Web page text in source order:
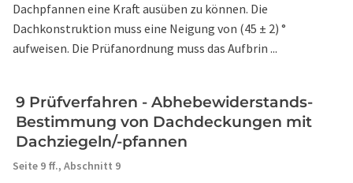
Dachpfannen eine Kraft ausüben zu können. Die
Dachkonstruktion muss eine Neigung von (45 ± 2) °
aufweisen. Die Prüfanordnung muss das Aufbrin ...
9 Prüfverfahren - Abhebewiderstands-
Bestimmung von Dachdeckungen mit
Dachziegeln/-pfannen
Seite 9 ff., Abschnitt 9